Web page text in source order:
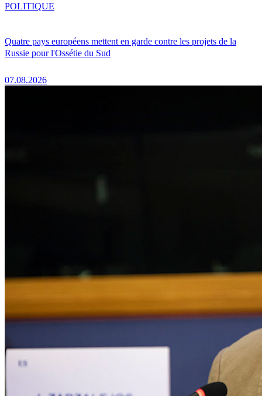
Quatre pays européens mettent en garde contre les projets de la
Russie pour l'Ossétie du Sud
07.08.2026
POLITIQUE